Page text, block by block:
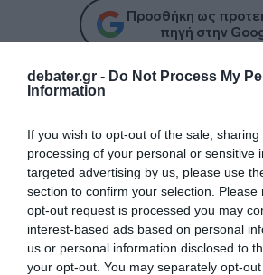
debater.gr - Do Not Process My
Information
If you wish to opt-out of the sale,
processing of your personal or sensitive
targeted advertising by us, please use
section to confirm your selection.
opt-out request is processed you may
interest-based ads based on personal
us or personal information disclosed to
your opt-out. You may separately opt-
Προσθήκη ως
πηγή στην
Ειδήσεις σήμερα
Δείτε τις προσπάθειες
γεννήσει σε παραλία της
προειδοποίηση των
Τροχαίο στον Κηφισό –
στο ρεύμα προς Πειραιά